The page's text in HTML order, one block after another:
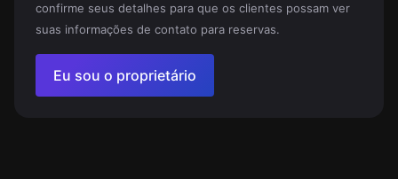
confirme seus detalhes para que os clientes possam ver
suas informações de contato para reservas.
Eu sou o proprietário